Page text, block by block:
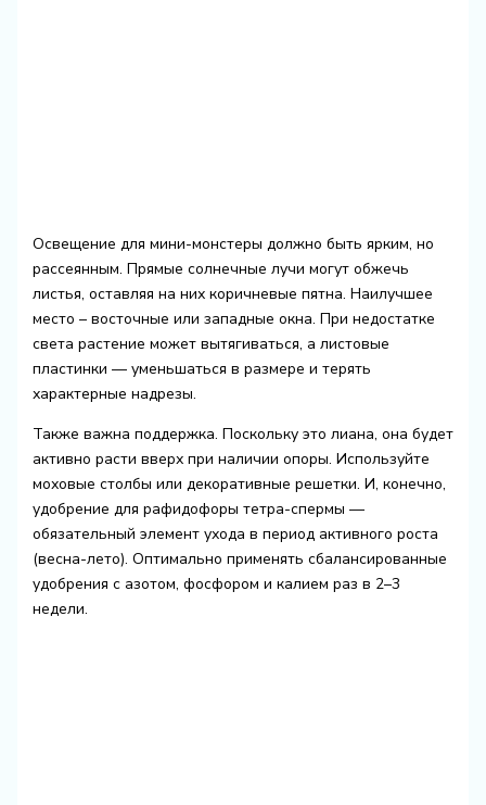
Освещение для мини-монстеры должно быть ярким, но
рассеянным. Прямые солнечные лучи могут обжечь
листья, оставляя на них коричневые пятна. Наилучшее
место – восточные или западные окна. При недостатке
света растение может вытягиваться, а листовые
пластинки — уменьшаться в размере и терять
характерные надрезы.
Также важна поддержка. Поскольку это лиана, она будет
активно расти вверх при наличии опоры. Используйте
моховые столбы или декоративные решетки. И, конечно,
удобрение для рафидофоры тетра-спермы —
обязательный элемент ухода в период активного роста
(весна-лето). Оптимально применять сбалансированные
удобрения с азотом, фосфором и калием раз в 2–3
недели.